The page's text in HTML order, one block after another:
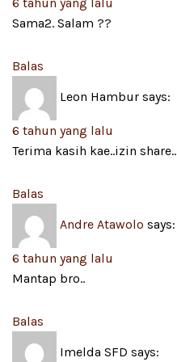
Sama2. Salam ??
Balas
Leon Hambur says:
6 tahun yang lalu
Terima kasih kae..izin share..
Balas
Andre Atawolo says:
6 tahun yang lalu
Mantap bro..
Balas
Imelda SFD says: